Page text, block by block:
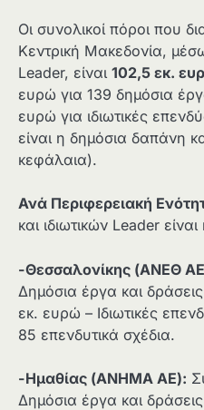
Οι συνολικοί πόροι που
Κεντρική Μακεδονία,
Leader, είναι 102,5 εκ.
ευρώ για 139 δημόσια
ευρώ για ιδιωτικές
είναι η δημόσια δαπάνη
κεφάλαια).
Ανά Περιφερειακή
και ιδιωτικών Leader
-Θεσσαλονίκης (ΑΝΕΘ
Δημόσια έργα και
εκ. ευρώ – Ιδιωτικές
85 επενδυτικά σχέδια.
-Ημαθίας (ΑΝΗΜΑ ΑΕ):
Δημόσια έργα και